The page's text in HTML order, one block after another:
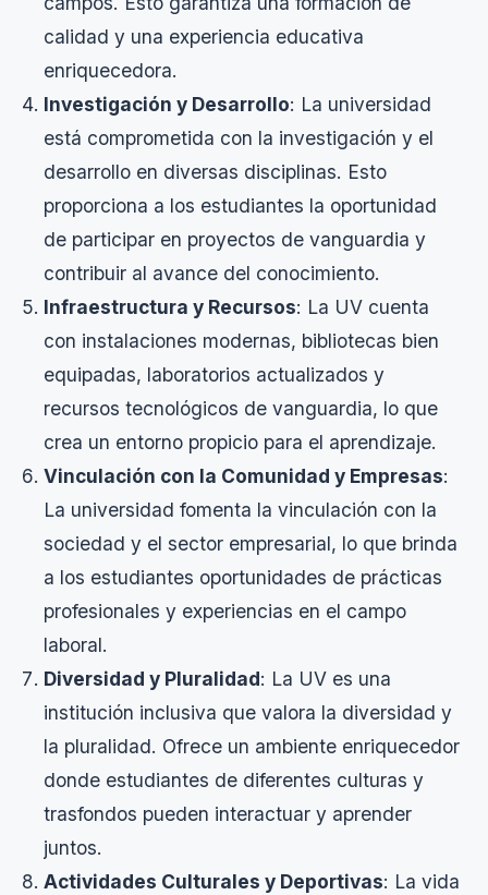
calidad y una experiencia educativa
enriquecedora.
Investigación y Desarrollo: La universidad
está comprometida con la investigación y el
desarrollo en diversas disciplinas. Esto
proporciona a los estudiantes la oportunidad
de participar en proyectos de vanguardia y
contribuir al avance del conocimiento.
Infraestructura y Recursos: La UV cuenta
con instalaciones modernas, bibliotecas bien
equipadas, laboratorios actualizados y
recursos tecnológicos de vanguardia, lo que
crea un entorno propicio para el aprendizaje.
Vinculación con la Comunidad y Empresas:
La universidad fomenta la vinculación con la
sociedad y el sector empresarial, lo que brinda
a los estudiantes oportunidades de prácticas
profesionales y experiencias en el campo
laboral.
Diversidad y Pluralidad: La UV es una
institución inclusiva que valora la diversidad y
la pluralidad. Ofrece un ambiente enriquecedor
donde estudiantes de diferentes culturas y
trasfondos pueden interactuar y aprender
juntos.
Actividades Culturales y Deportivas: La vida